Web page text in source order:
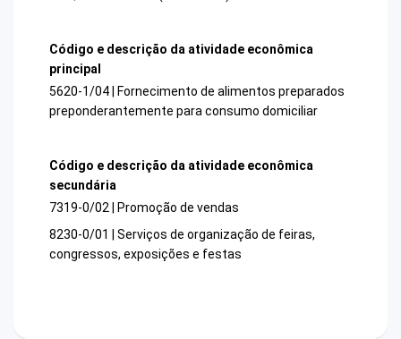
Código e descrição da atividade econômica
principal
5620-1/04 | Fornecimento de alimentos preparados
preponderantemente para consumo domiciliar
Código e descrição da atividade econômica
secundária
7319-0/02 | Promoção de vendas
8230-0/01 | Serviços de organização de feiras,
congressos, exposições e festas